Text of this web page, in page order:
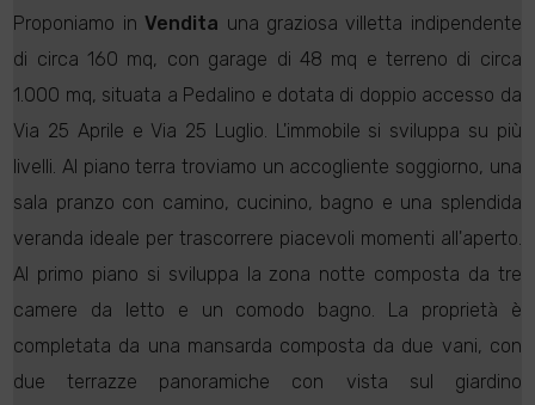
Proponiamo inVendita una graziosa villetta indipendente
di circa 160 mq, con garage di 48 mq e terreno di circa
1.000 mq, situata a Pedalino e dotata di doppio accesso da
Via 25 Aprile e Via 25 Luglio. L'immobile si sviluppa su più
livelli. Al piano terra troviamo un accogliente soggiorno, una
sala pranzo con camino, cucinino, bagno e una splendida
veranda ideale per trascorrere piacevoli momenti all'aperto.
Al primo piano si sviluppa la zona notte composta da tre
camere da letto e un comodo bagno. La proprietà è
completata da una mansarda composta da due vani, con
due terrazze panoramiche con vista sul giardino